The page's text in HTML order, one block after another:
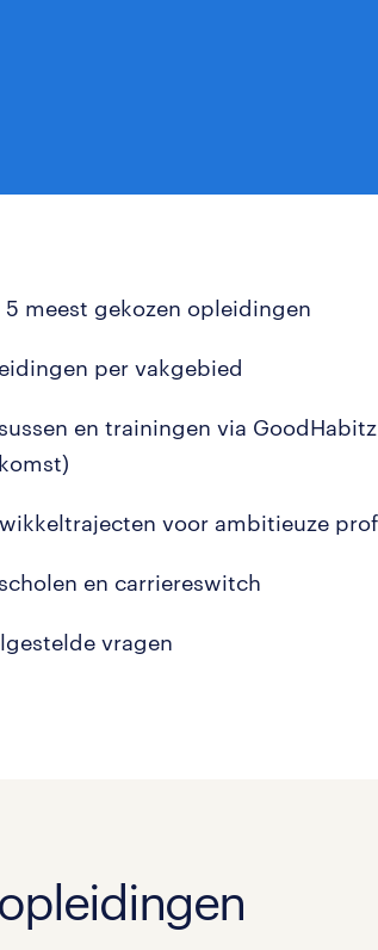
meest gekozen opleidingen
per vakgebied
en trainingen via
voor ambitieuze
en carriereswitch
vragen